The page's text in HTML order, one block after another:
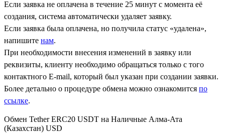
Если заявка не оплачена в течение 25 минут с момента её
создания, система автоматически удаляет заявку.
Если заявка была оплачена, но получила статус «удалена»,
напишите нам.
При необходимости внесения изменений в заявку или
реквизиты, клиенту необходимо обращаться только с того
контактного Е-mail, который был указан при создании заявки.
Более детально о процедуре обмена можно ознакомится по
ссылке.
Обмен Tether ERC20 USDT на Наличные Алма-Ата
(Казахстан) USD